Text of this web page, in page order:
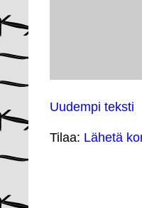
Uudempi teksti
Tilaa: Lähetä